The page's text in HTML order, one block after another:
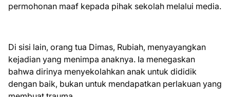
permohonan maaf kepada pihak sekolah melalui media.
Di sisi lain, orang tua Dimas, Rubiah, menyayangkan
kejadian yang menimpa anaknya. Ia menegaskan
bahwa dirinya menyekolahkan anak untuk dididik
dengan baik, bukan untuk mendapatkan perlakuan yang